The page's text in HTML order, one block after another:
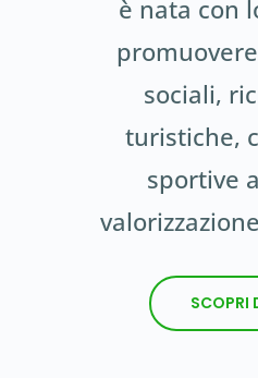
è nata con
sociali,
turistiche,
sportive
SCOPRI